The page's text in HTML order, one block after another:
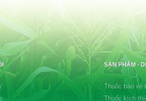
SẢN PHẨM -
Thuốc bảo vệ
Thuốc kích